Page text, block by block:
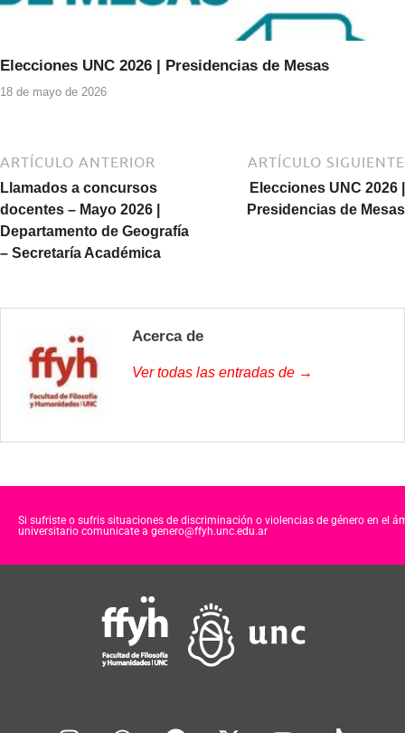
Elecciones UNC 2026 | Presidencias de Mesas
18 de mayo de 2026
ARTÍCULO ANTERIOR
Llamados a concursos
docentes – Mayo 2026 |
Departamento de Geografía
– Secretaría Académica
ARTÍCULO SIGUIENTE
Elecciones UNC 2026 |
Presidencias de Mesas
Acerca de
Ver todas las entradas de →
Si sufriste o sufris situaciones de discriminación o violencias de género en el
universitario comunicate a genero@ffyh.unc.edu.ar